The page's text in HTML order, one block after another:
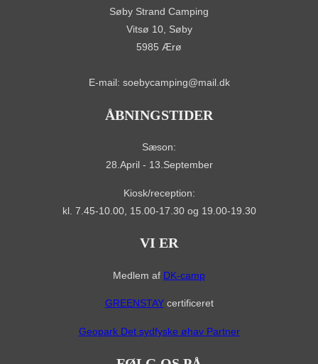
Søby Strand Camping
Vitsø 10, Søby
5985 Ærø
E-mail: soebycamping@mail.dk
ÅBNINGSTIDER
Sæson:
28.April - 13.September
Kiosk/reception:
kl. 7.45-10.00, 15.00-17.30 og 19.00-19.30
VI ER
Medlem af DK-camp
GREENSTAYcertificeret
Geopark Det sydfyske øhav Partner